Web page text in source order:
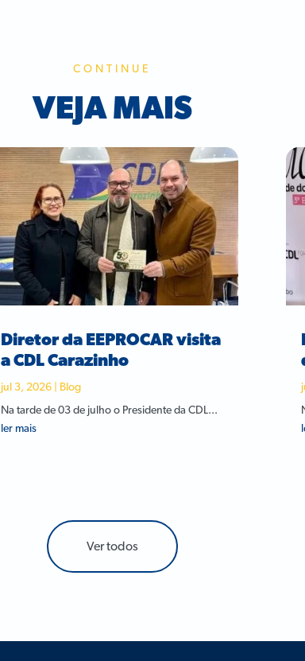
CONTINUE
VEJA MAIS
Diretor da EEPROCAR visita
a CDL Carazinho
jul 3, 2026| Blog
Na tarde de 03 de julho o Presidente da CDL...
ler mais
Ver todos